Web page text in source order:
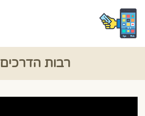
רבות הדרכים